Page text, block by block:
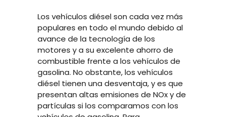
Los vehículos diésel son cada vez más
populares en todo el mundo debido al
avance de la tecnología de los
motores y a su excelente ahorro de
combustible frente a los vehículos de
gasolina. No obstante, los vehículos
diésel tienen una desventaja, y es que
presentan altas emisiones de NOxy de
partículas si los comparamos con los